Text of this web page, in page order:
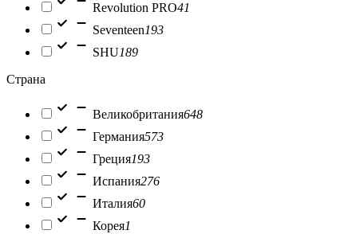
Revolution PRO41
Seventeen193
SHU189
Страна
Великобритания648
Германия573
Греция193
Испания276
Италия60
Корея1